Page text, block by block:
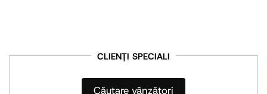
CLIENȚI SPECIALI
Căutare vânzători